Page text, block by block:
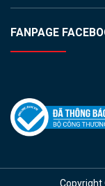
FANPAGE
Copyright